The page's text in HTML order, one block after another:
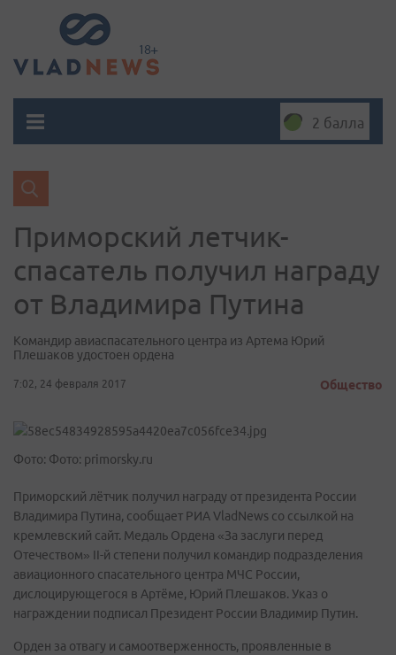
2 балла
Приморский летчик-
спасатель получил награду
от Владимира Путина
Командир авиаспасательного центра из Артема Юрий
Плешаков удостоен ордена
7:02, 24 февраля 2017 Общество
Фото: Фото: primorsky.ru
Приморский лётчик получил награду от президента России
Владимира Путина, сообщает РИА VladNews cо ссылкой на
кремлевский сайт. Медаль Ордена «За заслуги перед
Отечеством» II-й степени получил командир подразделения
авиационного спасательного центра МЧС России,
дислоцирующегося в Артёме, Юрий Плешаков. Указ о
награждении подписал Президент России Владимир Путин.
Орден за отвагу и самоотверженность, проявленные в